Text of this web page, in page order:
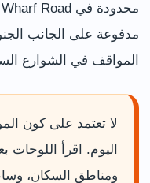
المواقف في الشوارع
لا تعتمد على كون
اليوم. اقرأ
ومناطق السكان،